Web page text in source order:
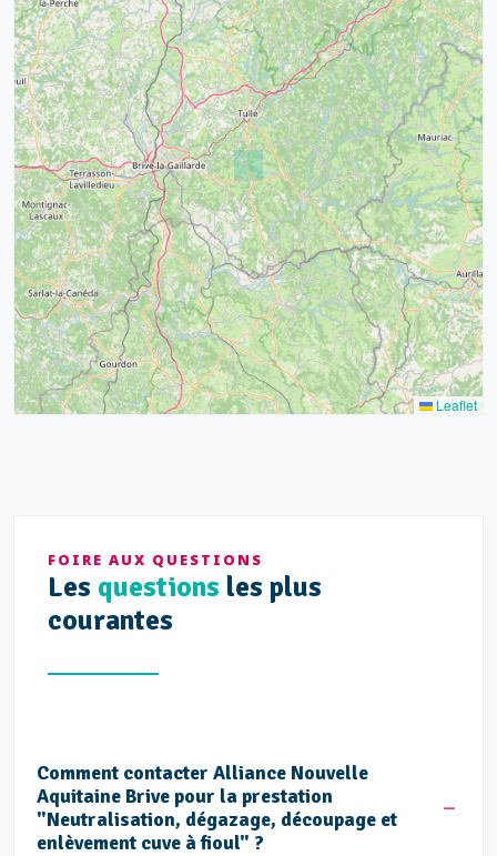
4
15
21
14
32
39
52 68
43
Leaflet
FOIRE AUX QUESTIONS
Les questions les plus
courantes
Comment contacter Alliance Nouvelle
Aquitaine Brive pour la prestation
"Neutralisation, dégazage, découpage et
enlèvement cuve à fioul" ?